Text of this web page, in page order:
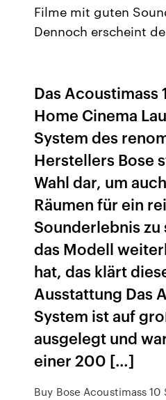
Filme mit guten
Dennoch erscheint
Das Acoustimass
Home Cinema
System des
Herstellers Bose
Wahl dar, um
Räumen für ein
Sounderlebnis zu
das Modell
hat, das klärt
Ausstattung Das
System ist auf
ausgelegt und
einer 200 […]
Buy Bose Acoustimass 10